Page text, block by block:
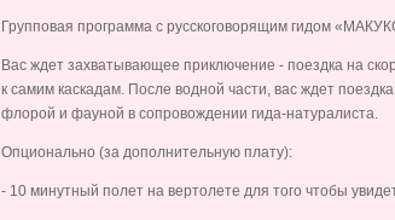
Групповая программа с русскоговорящим гидом
Вас ждет захватывающее приключение - поездка на
к самим каскадам. После водной части, вас ждет
флорой и фауной в сопровождении гида-натуралиста.
Опционально (за дополнительную плату):
- 10 минутный полет на вертолете для того чтобы